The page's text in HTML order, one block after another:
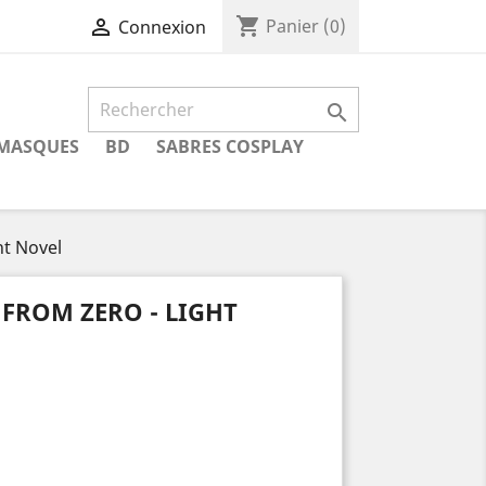
 Connexion shopping_cart Panier (0)

BD SABRES COSPLAY
Novel
ZERO - LIGHT